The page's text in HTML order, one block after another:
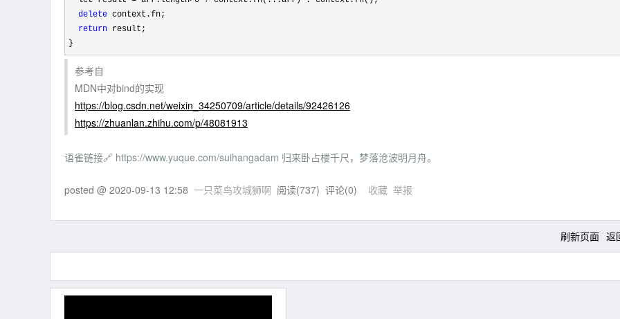
delete context.fn;
return result;
}
参考自
MDN中对bind的实现
https://blog.csdn.net/weixin_34250709/article/details/92426126
https://zhuanlan.zhihu.com/p/48081913
语雀链接🔗 https://www.yuque.com/suihangadam 归来卧占楼千尺，梦落沧波明月舟。
posted @ 2020-09-13 12:58 一只菜鸟攻城狮啊 阅读(737) 评论(0) 收藏 举报
刷新页面 返